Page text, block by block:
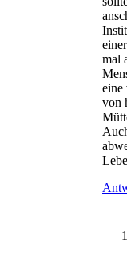
mal
eine
von